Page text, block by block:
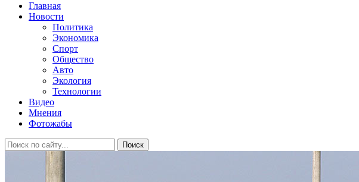
Главная
Новости
Политика
Экономика
Спорт
Общество
Авто
Экология
Технологии
Видео
Мнения
Фотожабы
Поиск